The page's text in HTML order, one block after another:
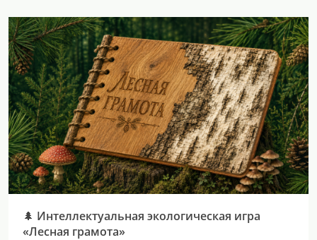
🌲 Интеллектуальная экологическая игра
«Лесная грамота»